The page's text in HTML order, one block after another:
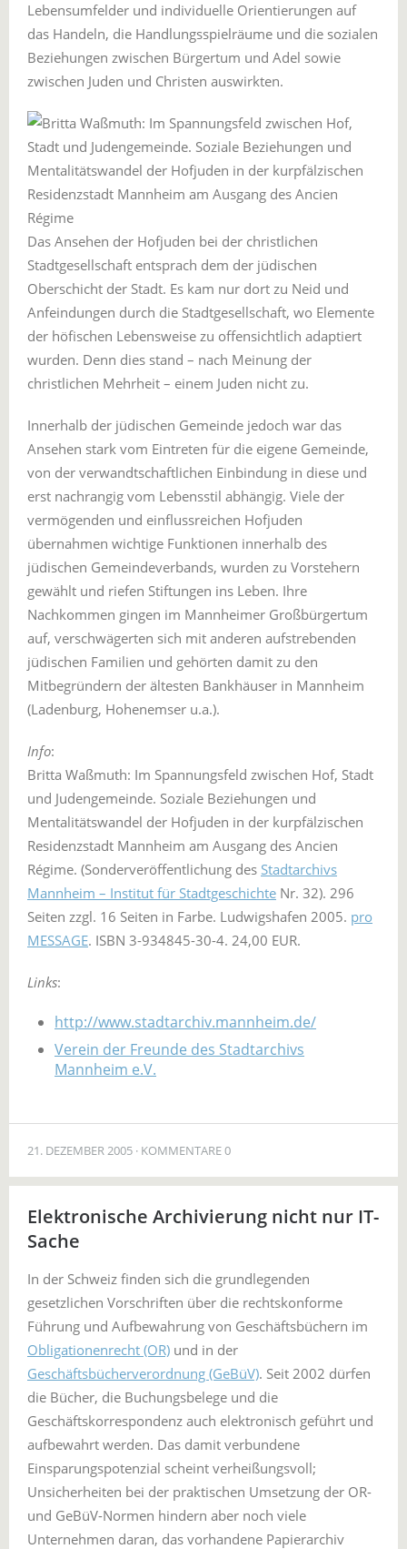
Lebensumfelder und individuelle Orientierungen auf
das Handeln, die Handlungsspielräume und die sozialen
Beziehungen zwischen Bürgertum und Adel sowie
zwischen Juden und Christen auswirkten.
Das Ansehen der Hofjuden bei der christlichen
Stadtgesellschaft entsprach dem der jüdischen
Oberschicht der Stadt. Es kam nur dort zu Neid und
Anfeindungen durch die Stadtgesellschaft, wo Elemente
der höfischen Lebensweise zu offensichtlich adaptiert
wurden. Denn dies stand – nach Meinung der
christlichen Mehrheit – einem Juden nicht zu.
Innerhalb der jüdischen Gemeinde jedoch war das
Ansehen stark vom Eintreten für die eigene Gemeinde,
von der verwandtschaftlichen Einbindung in diese und
erst nachrangig vom Lebensstil abhängig. Viele der
vermögenden und einflussreichen Hofjuden
übernahmen wichtige Funktionen innerhalb des
jüdischen Gemeindeverbands, wurden zu Vorstehern
gewählt und riefen Stiftungen ins Leben. Ihre
Nachkommen gingen im Mannheimer Großbürgertum
auf, verschwägerten sich mit anderen aufstrebenden
jüdischen Familien und gehörten damit zu den
Mitbegründern der ältesten Bankhäuser in Mannheim
(Ladenburg, Hohenemser u.a.).
Info:
Britta Waßmuth: Im Spannungsfeld zwischen Hof, Stadt
und Judengemeinde. Soziale Beziehungen und
Mentalitätswandel der Hofjuden in der kurpfälzischen
Residenzstadt Mannheim am Ausgang des Ancien
Régime. (Sonderveröffentlichung des Stadtarchivs
Mannheim – Institut für Stadtgeschichte Nr. 32). 296
Seiten zzgl. 16 Seiten in Farbe. Ludwigshafen 2005. pro
MESSAGE. ISBN 3-934845-30-4. 24,00 EUR.
Links:
http://www.stadtarchiv.mannheim.de/
Verein der Freunde des Stadtarchivs
Mannheim e.V.
21. DEZEMBER 2005 KOMMENTARE 0
Elektronische Archivierung nicht nur IT-
Sache
In der Schweiz finden sich die grundlegenden
gesetzlichen Vorschriften über die rechtskonforme
Führung und Aufbewahrung von Geschäftsbüchern im
Obligationenrecht (OR) und in der
Geschäftsbücherverordnung (GeBüV). Seit 2002 dürfen
die Bücher, die Buchungsbelege und die
Geschäftskorrespondenz auch elektronisch geführt und
aufbewahrt werden. Das damit verbundene
Einsparungspotenzial scheint verheißungsvoll;
Unsicherheiten bei der praktischen Umsetzung der OR-
und GeBüV-Normen hindern aber noch viele
Unternehmen daran, das vorhandene Papierarchiv